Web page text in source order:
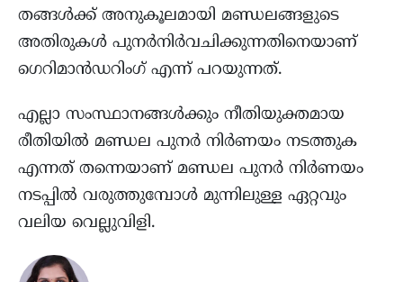
തങ്ങൾക്ക് അനുകൂലമായി മണ്ഡലങ്ങളുടെ
അതിരുകൾ പുനർനിർവചിക്കുന്നതിനെയാണ്
ഗെറിമാൻഡറിംഗ് എന്ന് പറയുന്നത്.
എല്ലാ സംസ്ഥാനങ്ങൾക്കും നീതിയുക്തമായ
രീതിയിൽ മണ്ഡല പുനർ നിർണയം നടത്തുക
എന്നത് തന്നെയാണ് മണ്ഡല പുനർ നിർണയം
നടപ്പിൽ വരുത്തുമ്പോൾ മുന്നിലുള്ള ഏറ്റവും
വലിയ വെല്ലുവിളി.